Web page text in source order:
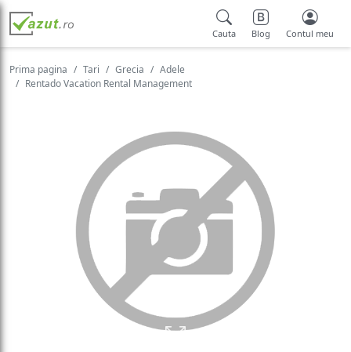
Cauta Blog Contul meu
Prima pagina Tari Grecia
Adele
Rentado Vacation Rental Management